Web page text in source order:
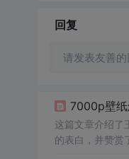
回复
请发表友善
7000p壁纸
这篇文章介绍了
的表白，并赞赏